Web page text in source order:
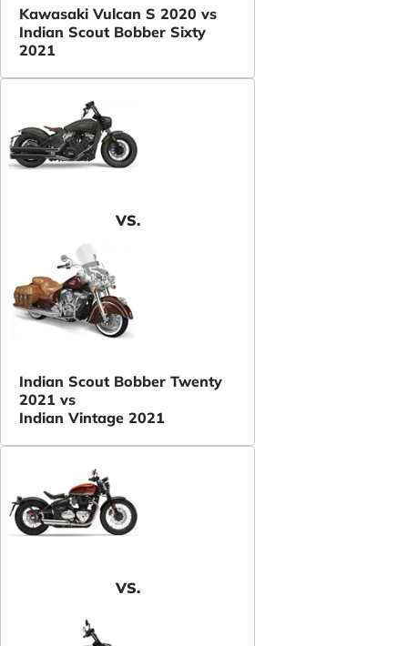
Kawasaki Vulcan S 2020 vs
Indian Scout Bobber Sixty
2021
VS.
Indian Scout Bobber Twenty
2021 vs
Indian Vintage 2021
VS.